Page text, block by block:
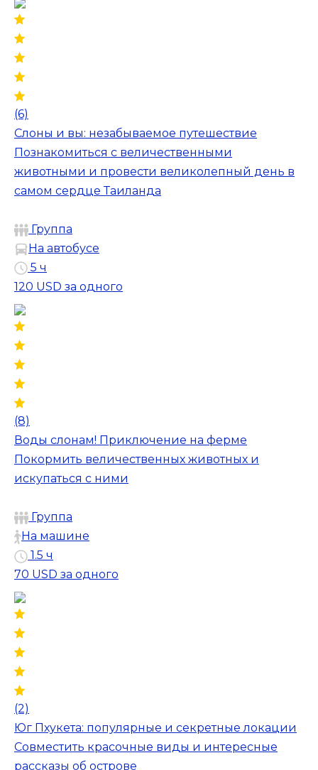
(6)
Слоны и вы: незабываемое путешествие
Познакомиться с величественными
животными и провести великолепный день в
самом сердце Таиланда
Группа
На автобусе
5 ч
120 USD за одного
(8)
Воды слонам! Приключение на ферме
Покормить величественных животных и
искупаться с ними
Группа
На машине
1.5 ч
70 USD за одного
(2)
Юг Пхукета: популярные и секретные локации
Совместить красочные виды и интересные
рассказы об острове